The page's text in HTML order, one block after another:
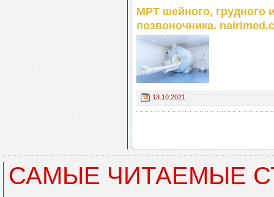
МРТ шейного, грудного
позвоночника.
13.10.2021
САМЫЕ ЧИТАЕМЫЕ